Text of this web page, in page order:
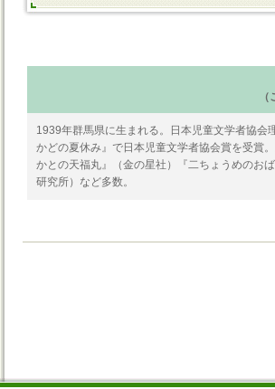
1939年群馬県に生まれる。日本児童文学者協会
かどの夏休み』で日本児童文学者協会賞を受賞
かとの天福丸』（金の星社）『二ちょうめのお
研究所）など多数。